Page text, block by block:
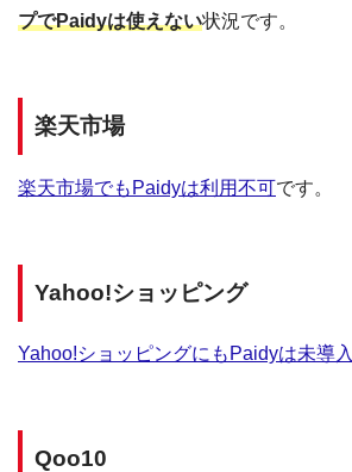
プでPaidyは使えない状況です。
楽天市場
楽天市場でもPaidyは利用不可です。
Yahoo!ショッピング
Yahoo!ショッピングにもPaidyは未導入
Qoo10